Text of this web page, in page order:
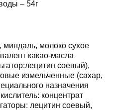
– 54г
молоко сухое
какао-масла
соевый),
измельченные (сахар,
назначения
концентрат
лецитин соевый,